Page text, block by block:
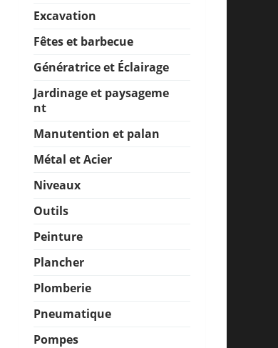
Excavation
Fêtes et barbecue
Génératrice et Éclairage
Jardinage et paysageme
nt
Manutention et palan
Métal et Acier
Niveaux
Outils
Peinture
Plancher
Plomberie
Pneumatique
Pompes